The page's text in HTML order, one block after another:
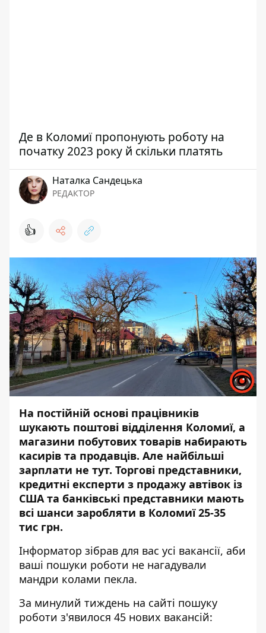
Де в Коломиї пропонують роботу на
початку 2023 року й скільки платять
Наталка Сандецька
РЕДАКТОР
👍
На постійній основі працівників
шукають поштові відділення Коломиї, а
магазини побутових товарів набирають
касирів та продавців. Але найбільші
зарплати не тут. Торгові представники,
кредитні експерти з продажу автівок із
США та банківські представники мають
всі шанси заробляти в Коломиї 25-35
тис грн.
Інформатор зібрав для вас усі вакансії, аби
ваші пошуки роботи не нагадували
мандри колами пекла.
За минулий тиждень на сайті пошуку
роботи з'явилося 45 нових вакансій: